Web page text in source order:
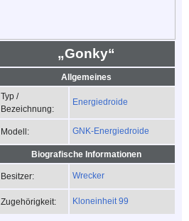
„Gonky“
Allgemeines
Typ /
Bezeichnung:
Energiedroide
Modell: GNK-Energiedroide
Biografische Informationen
Besitzer: Wrecker
Zugehörigkeit: Kloneinheit 99